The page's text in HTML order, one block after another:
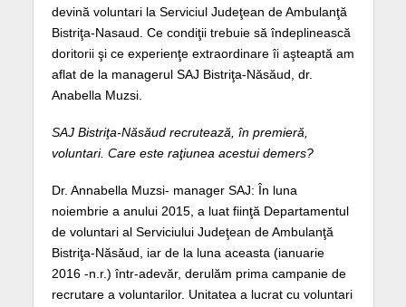
devină voluntari la Serviciul Judeţean de Ambulanţă
Bistriţa-Nasaud. Ce condiţii trebuie să îndeplinească
doritorii şi ce experienţe extraordinare îi aşteaptă am
aflat de la managerul SAJ Bistriţa-Năsăud, dr.
Anabella Muzsi.
SAJ Bistriţa-Năsăud recrutează, în premieră,
voluntari. Care este raţiunea acestui demers?
Dr. Annabella Muzsi- manager SAJ: În luna
noiembrie a anului 2015, a luat fiinţă Departamentul
de voluntari al Serviciului Judeţean de Ambulanţă
Bistriţa-Năsăud, iar de la luna aceasta (ianuarie
2016 -n.r.) într-adevăr, derulăm prima campanie de
recrutare a voluntarilor. Unitatea a lucrat cu voluntari